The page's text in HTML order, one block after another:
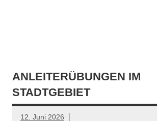
ANLEITERÜBUNGEN IM
STADTGEBIET
12. Juni 2026